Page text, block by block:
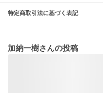
特定商取引法に基づく表記
加納一樹さんの投稿